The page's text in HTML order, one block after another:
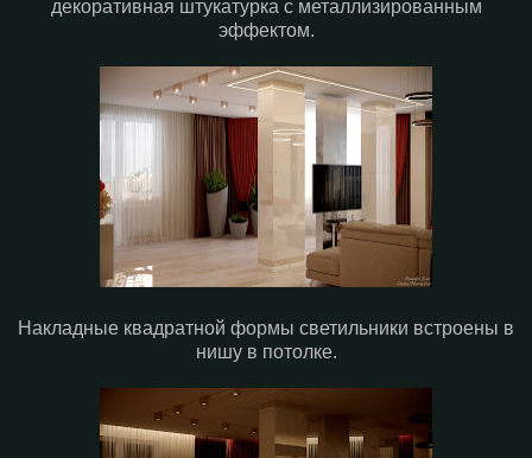
декоративная штукатурка с металлизированным
эффектом.
Накладные квадратной формы светильники встроены в
нишу в потолке.